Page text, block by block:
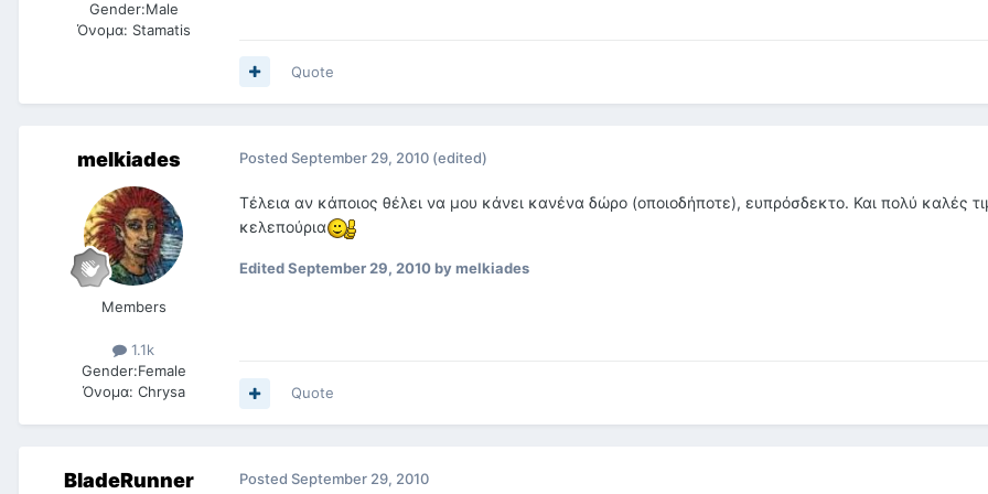
Gender:Male
Όνομα: Stamatis
Quote
melkiades
Members
1.1k
Gender:Female
Όνομα: Chrysa
Posted September 29, 2010 (edited)
Τέλεια αν κάποιος θέλει να μου κάνει κανένα δώρο (οποιοδήποτε), ευπρόσδεκτο. Και πολύ καλές
κελεπούρια
EditedSeptember 29, 2010by melkiades
Quote
BladeRunner Posted September 29, 2010